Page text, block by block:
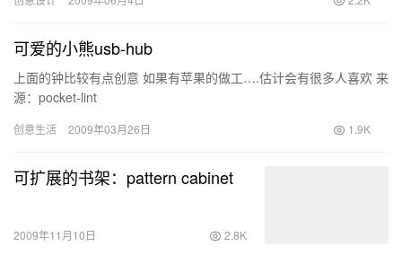
可爱的小熊usb-hub
上面的钟比较有点创意 如果有苹果的做工….估计会有很多人喜欢 来
源：pocket-lint
创意生活 2009年03月26日 1.9K
可扩展的书架：pattern cabinet
2009年11月10日 2.8K